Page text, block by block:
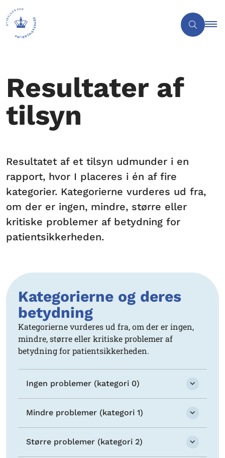
Resultater af
tilsyn
Resultatet af et tilsyn udmunder i en
rapport, hvor I placeres i én af fire
kategorier. Kategorierne vurderes ud fra,
om der er ingen, mindre, større eller
kritiske problemer af betydning for
patientsikkerheden.
Kategorierne og deres
betydning
Kategorierne vurderes ud fra, om der er ingen,
mindre, større eller kritiske problemer af
betydning for patientsikkerheden.
Ingen problemer (kategori 0)
Mindre problemer (kategori 1)
Større problemer (kategori 2)